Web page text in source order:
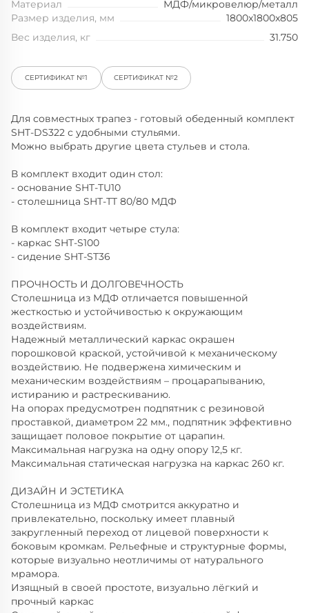
Материал
МДФ/микровелюр/металл
Размер изделия, мм
1800x1800x805
Вес изделия, кг
31.750
СЕРТИФИКАТ №1 СЕРТИФИКАТ №2
Для совместных трапез - готовый обеденный комплект
SHT-DS322 с удобными стульями.
Можно выбрать другие цвета стульев и стола.
В комплект входит один стол:
- основание SHT-TU10
- столешница SHT-ТT 80/80 МДФ
В комплект входит четыре стула:
- каркас SHT-S100
- сидение SHT-ST36
ПРОЧНОСТЬ И ДОЛГОВЕЧНОСТЬ
Столешница из МДФ отличается повышенной
жесткостью и устойчивостью к окружающим
воздействиям.
Надежный металлический каркас окрашен
порошковой краской, устойчивой к механическому
воздействию. Не подвержена химическим и
механическим воздействиям – процарапыванию,
истиранию и растрескиванию.
На опорах предусмотрен подпятник с резиновой
проставкой, диаметром 22 мм., подпятник эффективно
защищает половое покрытие от царапин.
Максимальная нагрузка на одну опору 12,5 кг.
Максимальная статическая нагрузка на каркас 260 кг.
ДИЗАЙН И ЭСТЕТИКА
Столешница из МДФ смотрится аккуратно и
привлекательно, поскольку имеет плавный
закругленный переход от лицевой поверхности к
боковым кромкам. Рельефные и структурные формы,
которые визуально неотличимы от натурального
мрамора.
Изящный в своей простоте, визуально лёгкий и
прочный каркас